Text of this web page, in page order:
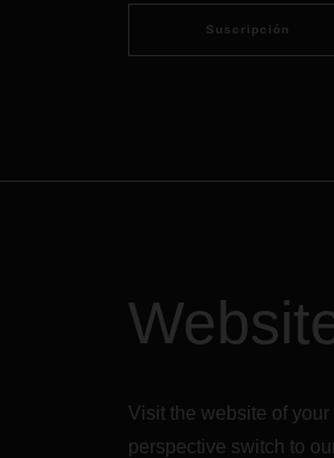
Suscripción
Visit the website of
perspective switch to